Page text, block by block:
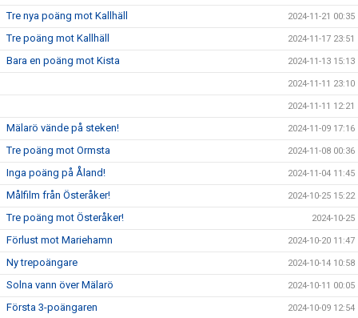
Tre nya poäng mot Kallhäll 2024-11-21 00:35
Tre poäng mot Kallhäll 2024-11-17 23:51
Bara en poäng mot Kista 2024-11-13 15:13
2024-11-11 23:10
2024-11-11 12:21
Mälarö vände på steken! 2024-11-09 17:16
Tre poäng mot Ormsta 2024-11-08 00:36
Inga poäng på Åland! 2024-11-04 11:45
Målfilm från Österåker! 2024-10-25 15:22
Tre poäng mot Österåker! 2024-10-25
Förlust mot Mariehamn 2024-10-20 11:47
Ny trepoängare 2024-10-14 10:58
Solna vann över Mälarö 2024-10-11 00:05
Första 3-poängaren 2024-10-09 12:54